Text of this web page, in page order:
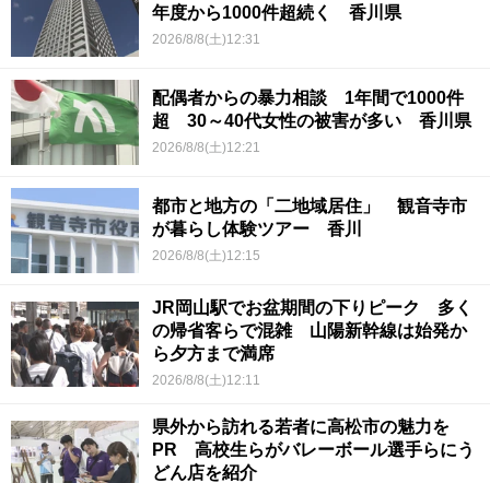
年度から1000件超続く 香川県
2026/8/8(土)12:31
配偶者からの暴力相談 1年間で1000件
超 30～40代女性の被害が多い 香川県
2026/8/8(土)12:21
都市と地方の「二地域居住」 観音寺市
が暮らし体験ツアー 香川
2026/8/8(土)12:15
JR岡山駅でお盆期間の下りピーク 多く
の帰省客らで混雑 山陽新幹線は始発か
ら夕方まで満席
2026/8/8(土)12:11
県外から訪れる若者に高松市の魅力を
PR 高校生らがバレーボール選手らにう
どん店を紹介